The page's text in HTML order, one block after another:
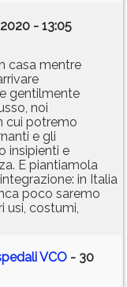
- 13:05
casa mentre
gentilmente
noi
cui potremo
e gli
insipienti e
E piantiamola
in Italia
poco saremo
usi, costumi,
VCO - 30